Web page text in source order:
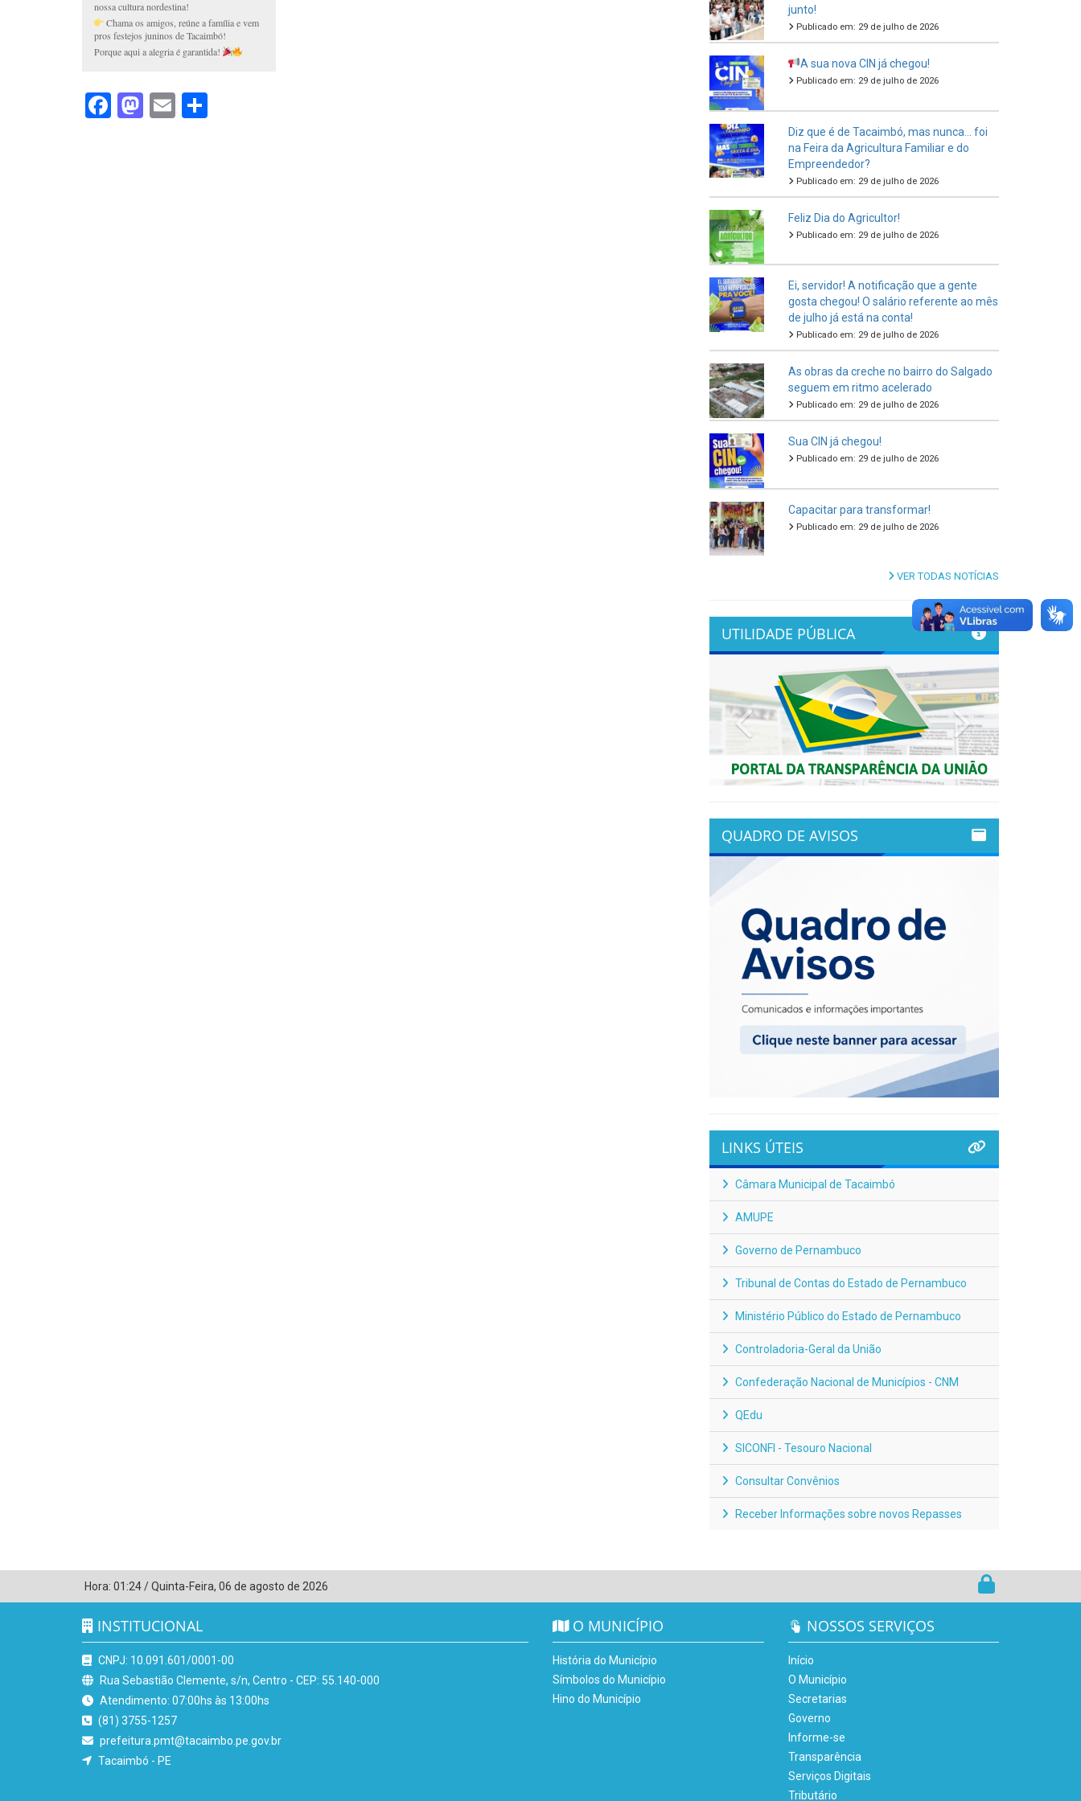
nossa cultura nordestina!
Chama os amigos, reúne a família e vem
pros festejos juninos de Tacaimbó!
Porque aqui a alegria é garantida!
Facebook
Mastodon
Email
junto!
Publicado em: 29 de julho de 2026
A sua nova CIN já chegou!
Publicado em: 29 de julho de 2026
Diz que é de Tacaimbó, mas nunca… foi
na Feira da Agricultura Familiar e do
Empreendedor?
Publicado em: 29 de julho de 2026
Feliz Dia do Agricultor!
Publicado em: 29 de julho de 2026
Ei, servidor! A notificação que a gente
gosta chegou! O salário referente ao mês
de julho já está na conta!
Publicado em: 29 de julho de 2026
As obras da creche no bairro do Salgado
seguem em ritmo acelerado
Publicado em: 29 de julho de 2026
Sua CIN já chegou!
Publicado em: 29 de julho de 2026
Capacitar para transformar!
Publicado em: 29 de julho de 2026
VER TODAS NOTÍCIAS
UTILIDADE PÚBLICA
Previous Next
QUADRO DE AVISOS
LINKS ÚTEIS
Câmara Municipal de Tacaimbó
AMUPE
Governo de Pernambuco
Tribunal de Contas do Estado de Pernambuco
Ministério Público do Estado de Pernambuco
Controladoria-Geral da União
Confederação Nacional de Municípios - CNM
QEdu
SICONFI - Tesouro Nacional
Consultar Convênios
Receber Informações sobre novos Repasses
Hora: 01:24/Quinta-Feira, 06 de agosto de 2026
INSTITUCIONAL
CNPJ: 10.091.601/0001-00
Rua Sebastião Clemente, s/n, Centro - CEP: 55.140-000
Atendimento: 07:00hs às 13:00hs
(81) 3755-1257
prefeitura.pmt@tacaimbo.pe.gov.br
Tacaimbó - PE
O MUNICÍPIO
História do Município
Símbolos do Município
Hino do Município
NOSSOS SERVIÇOS
Início
O Município
Secretarias
Governo
Informe-se
Transparência
Serviços Digitais
Tributário